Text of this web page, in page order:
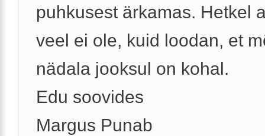
puhkusest ärkamas. Hetkel
veel ei ole, kuid loodan, et
nädala jooksul on kohal.
Edu soovides
Margus Punab